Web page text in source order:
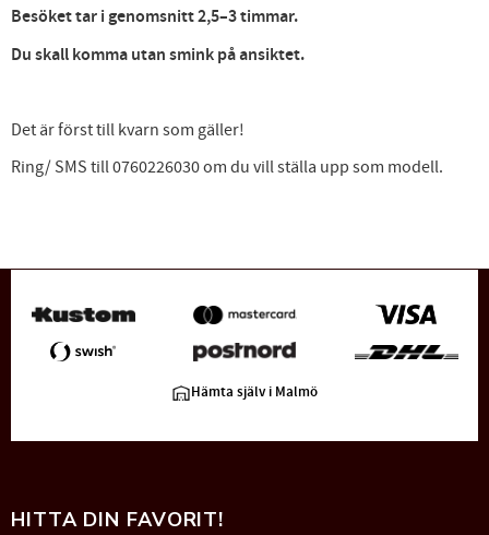
Besöket tar i genomsnitt 2,5–3 timmar.
Du skall komma utan smink på ansiktet.
Det är först till kvarn som gäller!
Ring/ SMS till 0760226030 om du vill ställa upp som modell.
Hämta själv i Malmö
HITTA DIN FAVORIT!